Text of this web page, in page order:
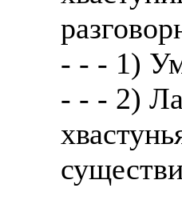
#
- - - 1)
- - - 2)